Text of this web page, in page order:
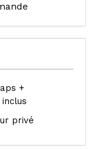
+
privé